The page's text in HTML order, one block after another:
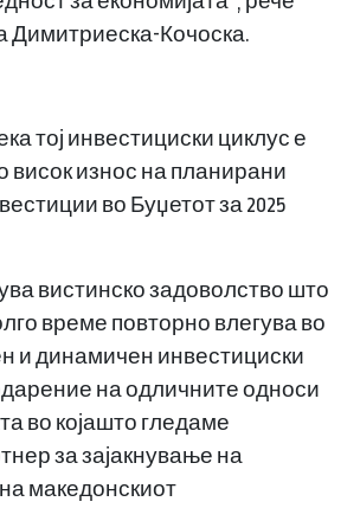
Димитриеска-Кочоска.
тој инвестициски циклус е
висок износ на планирани
во Буџетот за 2025
вистинско задоволство што
време повторно влегува во
и динамичен инвестициски
на одличните односи
во којашто гледаме
за зајакнување на
македонскиот